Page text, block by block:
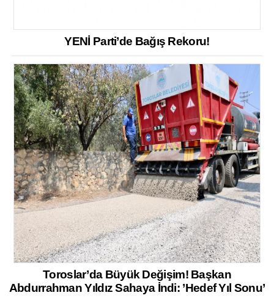
YENİ Parti’de Bağış Rekoru!
Toroslar’da Büyük Değişim! Başkan
Abdurrahman Yıldız Sahaya İndi: ’Hedef Yıl Sonu’